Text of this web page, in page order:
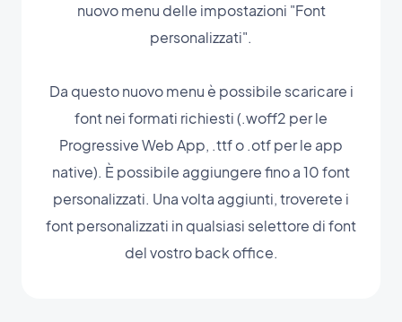
nuovo menu delle impostazioni "Font
personalizzati".
Da questo nuovo menu è possibile scaricare i
font nei formati richiesti (.woff2 per le
Progressive Web App, .ttf o .otf per le app
native). È possibile aggiungere fino a 10 font
personalizzati. Una volta aggiunti, troverete i
font personalizzati in qualsiasi selettore di font
del vostro back office.